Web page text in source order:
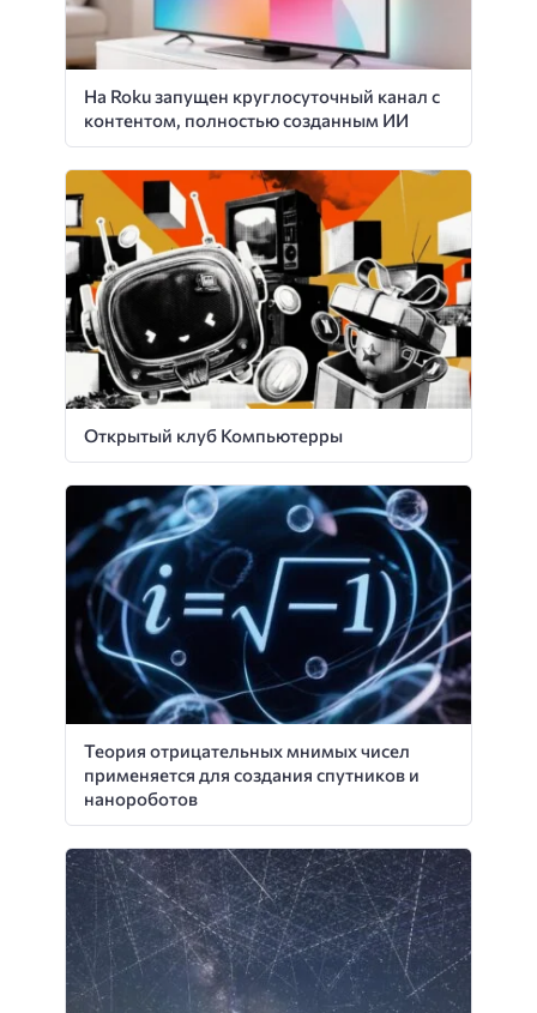
На Roku запущен круглосуточный канал с
контентом, полностью созданным ИИ
Открытый клуб Компьютерры
Теория отрицательных мнимых чисел
применяется для создания спутников и
нанороботов